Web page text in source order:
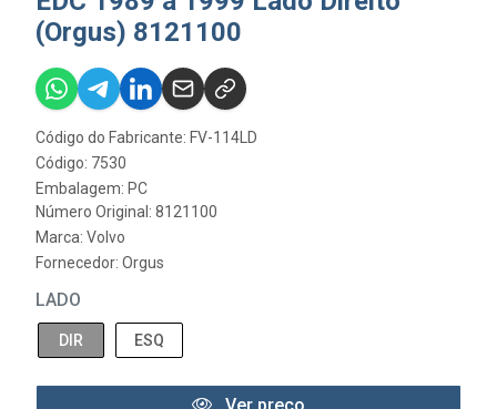
(Orgus) 8121100
Código do Fabricante: FV-114LD
Código: 7530
Embalagem: PC
Número Original: 8121100
Marca: Volvo
Fornecedor: Orgus
LADO
DIR ESQ